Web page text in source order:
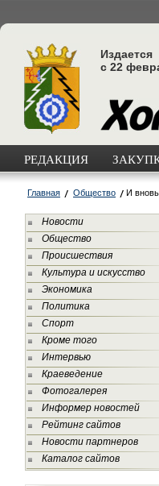
Издается
с 22
РЕДАКЦИЯ
Главная Общество И
Новости
Общество
Происшествия
Культура и искусство
Экономика
Политика
Спорт
Кроме того
Интервью
Краеведение
Фотогалерея
Информер новостей
Рейтинг сайтов
Новости партнеров
Каталог сайтов